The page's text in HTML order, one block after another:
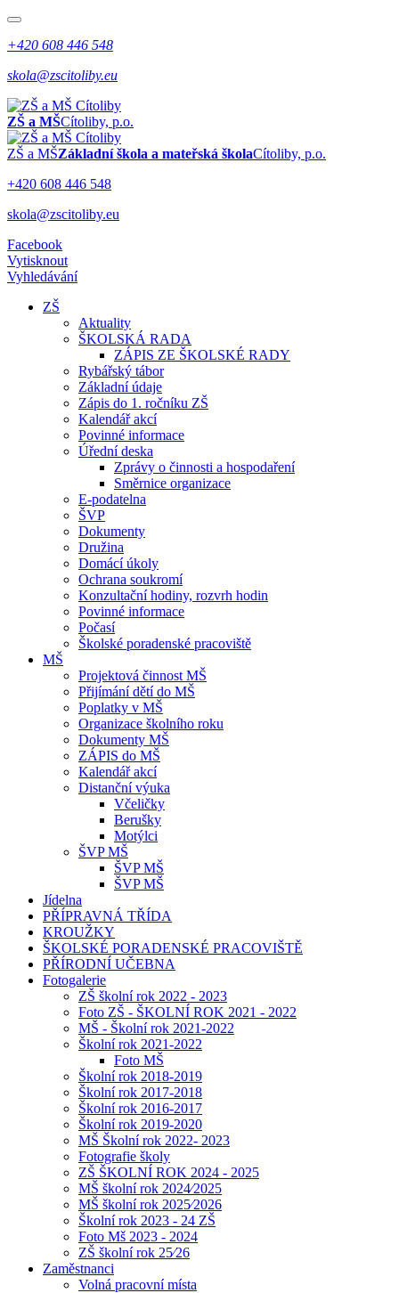
+420 608 446 548
skola@zscitoliby.eu
ZŠ a MŠCítoliby, p.o.
ZŠ a MŠZákladní škola a mateřská školaCítoliby, p.o.
+420 608 446 548
skola@zscitoliby.eu
Facebook
Vytisknout
Vyhledávání
ZŠ
Aktuality
ŠKOLSKÁ RADA
ZÁPIS ZE ŠKOLSKÉ RADY
Rybářský tábor
Základní údaje
Zápis do 1. ročníku ZŠ
Kalendář akcí
Povinné informace
Úřední deska
Zprávy o činnosti a hospodaření
Směrnice organizace
E-podatelna
ŠVP
Dokumenty
Družina
Domácí úkoly
Ochrana soukromí
Konzultační hodiny, rozvrh hodin
Povinné informace
Počasí
Školské poradenské pracoviště
MŠ
Projektová činnost MŠ
Přijímání dětí do MŠ
Poplatky v MŠ
Organizace školního roku
Dokumenty MŠ
ZÁPIS do MŠ
Kalendář akcí
Distanční výuka
Včeličky
Berušky
Motýlci
ŠVP MŠ
ŠVP MŠ
ŠVP MŠ
Jídelna
PŘÍPRAVNÁ TŘÍDA
KROUŽKY
ŠKOLSKÉ PORADENSKÉ PRACOVIŠTĚ
PŘÍRODNÍ UČEBNA
Fotogalerie
ZŠ školní rok 2022 - 2023
Foto ZŠ - ŠKOLNÍ ROK 2021 - 2022
MŠ - Školní rok 2021-2022
Školní rok 2021-2022
Foto MŠ
Školní rok 2018-2019
Školní rok 2017-2018
Školní rok 2016-2017
Školní rok 2019-2020
MŠ Školní rok 2022- 2023
Fotografie školy
ZŠ ŠKOLNÍ ROK 2024 - 2025
MŠ školní rok 2024⁄2025
MŠ školní rok 2025⁄2026
Školní rok 2023 - 24 ZŠ
Foto Mš 2023 - 2024
ZŠ školní rok 25⁄26
Zaměstnanci
Volná pracovní místa